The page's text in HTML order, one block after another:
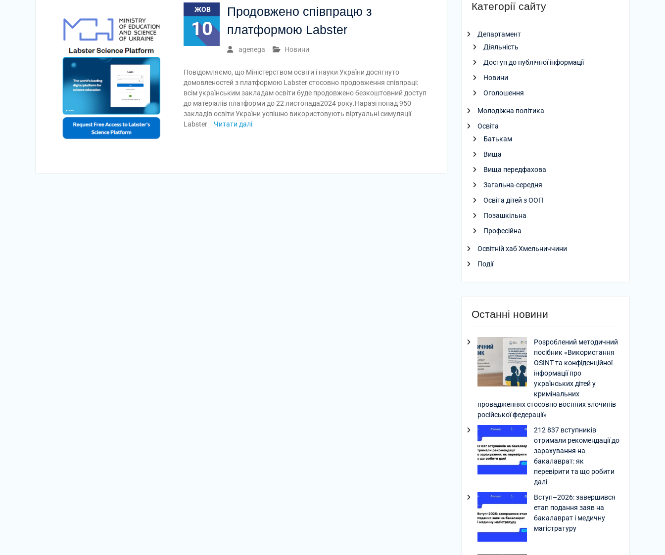
ЖОВ
10
Продовжено співпрацю з
платформою Labster
agenega Новини
Повідомляємо, що Міністерством освіти і науки України досягнуто
домовленостей з платформою Labster стосовно продовження співпраці:
всім українським закладам освіти буде продовжено безкоштовний доступ
до матеріалів платформи до 22 листопада2024 року.Наразі понад 950
закладів освіти України успішно використовують віртуальні симуляції
Labster
Читати далі
Категорії сайту
Департамент
Діяльність
Доступ до публічної інформації
Новини
Оголошення
Молодіжна політика
Освіта
Батькам
Вища
Вища передфахова
Загальна-середня
Освіта дітей з ООП
Позашкільна
Професійна
Освітній хаб Хмельниччини
Події
Останні новини
Розроблений методичний
посібник «Використання
OSINT та конфіденційної
інформації про
українських дітей у
кримінальних
провадженнях стосовно воєнних злочинів
російської федерації»
212 837 вступників
отримали рекомендації до
зарахування на
бакалаврат: як
перевірити та що робити
далі
Вступ–2026: завершився
етап подання заяв на
бакалаврат і медичну
магістратуру